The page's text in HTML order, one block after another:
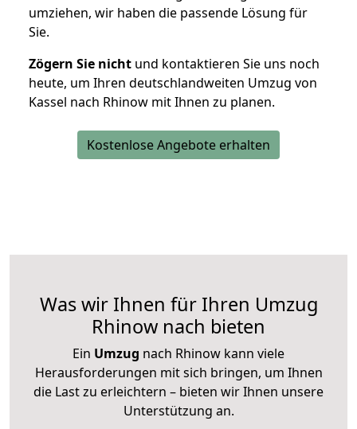
umziehen, wir haben die passende Lösung für
Sie.
Zögern Sie nicht und kontaktieren Sie uns noch
heute, um Ihren deutschlandweiten Umzug von
Kassel nach Rhinow mit Ihnen zu planen.
Kostenlose Angebote erhalten
Was wir Ihnen für Ihren Umzug
Rhinow nach bieten
Ein Umzug nach Rhinow kann viele
Herausforderungen mit sich bringen, um Ihnen
die Last zu erleichtern – bieten wir Ihnen unsere
Unterstützung an.